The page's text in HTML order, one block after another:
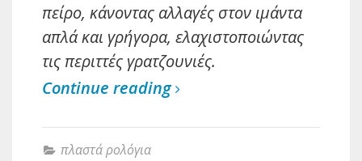
πείρο, κάνοντας αλλαγές στον ιμάντα
απλά και γρήγορα, ελαχιστοποιώντας
τις περιττές γρατζουνιές.
Continue reading
πλαστά ρολόγια